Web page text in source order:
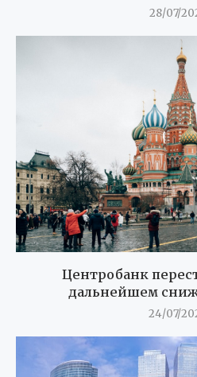
28/07/
Центробанк
дальнейшем
24/07/